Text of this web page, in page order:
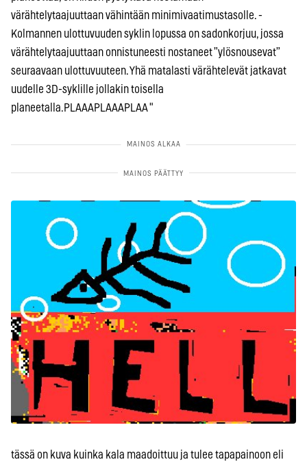
värähtelytaajuuttaan vähintään minimivaatimustasolle. -
Kolmannen ulottuvuuden syklin lopussa on sadonkorjuu, jossa
värähtelytaajuuttaan onnistuneesti nostaneet ”ylösnousevat”
seuraavaan ulottuvuuteen. Yhä matalasti värähtelevät jatkavat
uudelle 3D-syklille jollakin toisella
planeetalla.PLAAAPLAAAPLAA "
tässä on kuva kuinka kala maadoittuu ja tulee tapapainoon eli